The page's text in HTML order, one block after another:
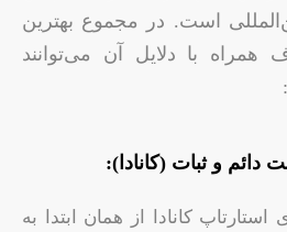
است. در مجموع بهترین
همراه با دلایل آن می‌توانند
دائم و ثبات (کانادا):
کانادا از همان ابتدا به